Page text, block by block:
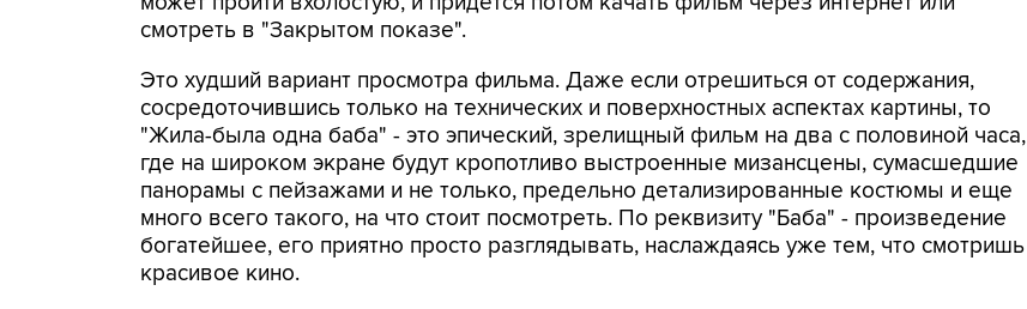
смотреть в "Закрытом показе".
Это худший вариант просмотра фильма. Даже если отрешиться от содержания,
сосредоточившись только на технических и поверхностных аспектах картины, то
"Жила-была одна баба" - это эпический, зрелищный фильм на два с половиной часа,
где на широком экране будут кропотливо выстроенные мизансцены, сумасшедшие
панорамы с пейзажами и не только, предельно детализированные костюмы и еще
много всего такого, на что стоит посмотреть. По реквизиту "Баба" - произведение
богатейшее, его приятно просто разглядывать, наслаждаясь уже тем, что смотришь
красивое кино.